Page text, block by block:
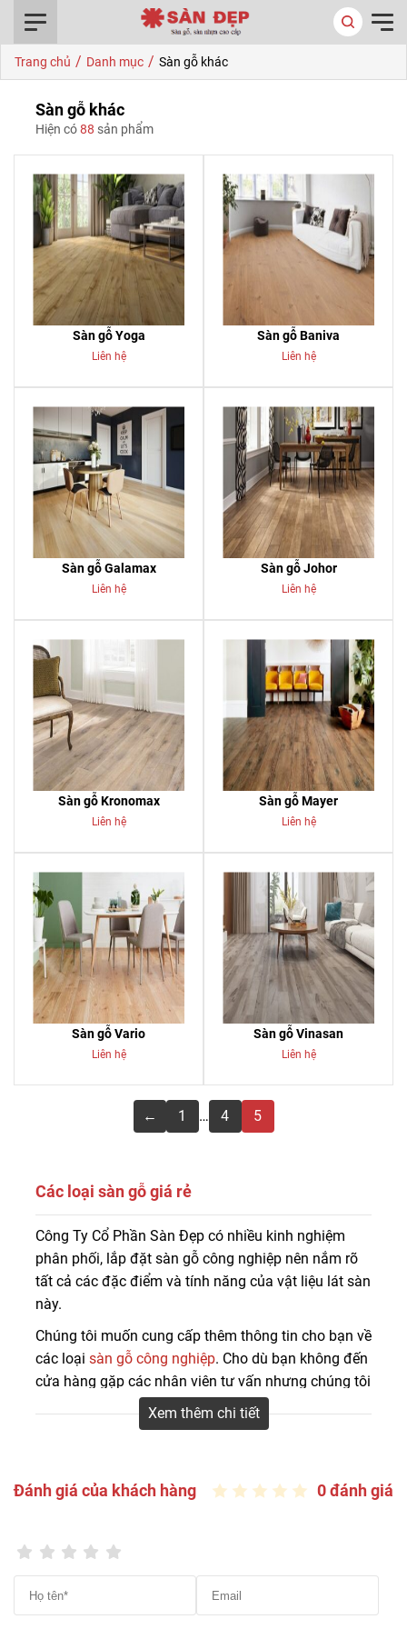
Trang chủ / Danh mục / Sàn gỗ khác
Sàn gỗ khác
Hiện có88 sản phẩm
Sàn gỗ Yoga
Liên hệ
Sàn gỗ Baniva
Liên hệ
Sàn gỗ Galamax
Liên hệ
Sàn gỗ Johor
Liên hệ
Sàn gỗ Kronomax
Liên hệ
Sàn gỗ Mayer
Liên hệ
Sàn gỗ Vario
Liên hệ
Sàn gỗ Vinasan
Liên hệ
← 1 … 4 5
Các loại sàn gỗ giá rẻ
Công ty CP Sàn Đẹp phân phối và thi công lắp đặt hoàn
thiện các loại sàn gỗ công nghiệp chính hãng giá cả
cạnh tranh cho nhà ở và công trình. LH 0916.422.522
Công Ty Cổ Phần Sàn Đẹp có nhiều kinh nghiệm
phân phối, lắp đặt sàn gỗ công nghiệp nên nắm rõ
tất cả các đặc điểm và tính năng của vật liệu lát sàn
này.
Chúng tôi muốn cung cấp thêm thông tin cho bạn về
các loại sàn gỗ công nghiệp. Cho dù bạn không đến
cửa hàng gặp các nhân viên tư vấn nhưng chúng tôi
muốn bạn hiểu, trải nghiệm nhiều về sản phẩm của
các thương hiệu khác nhau để lựa chọn loại sàn gỗ
chọn phổ biến trong gia đình, văn phòng, khu
điểm chung của sàn gỗ công nghiệp như sau:
– Ván sàn gỗ công nghiệp có cấu tạo 5 lớp bao
gồm: lớp overlay chống xước trên cùng, lớp vân gỗ,
lớp code gỗ và lớp lót chống ẩm.
Xem thêm chi tiết
Đánh giá của khách hàng 0 đánh giá